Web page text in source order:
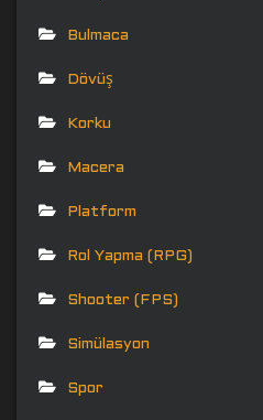
Bulmaca
Dövüş
Korku
Macera
Platform
Rol Yapma (RPG)
Shooter (FPS)
Simülasyon
Spor